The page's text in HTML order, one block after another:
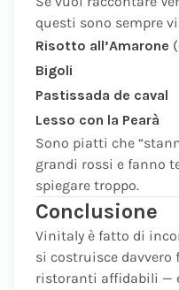
questi sono sempre
Risotto all’Amarone
Bigoli
Pastissada de caval
Lesso con la Pearà
Sono piatti che
grandi rossi e fanno
spiegare troppo.
Conclusione
Vinitaly è fatto di
si costruisce davvero
ristoranti affidabili —